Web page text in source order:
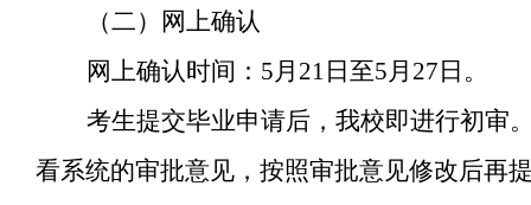
（二）网上确认
网上确认时间：5月21日至5月27日。
考生提交毕业申请后，我校即进行初审
看系统的审批意见，按照审批意见修改后再